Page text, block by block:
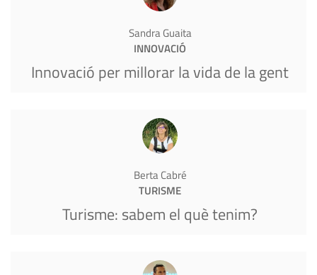
Sandra Guaita
INNOVACIÓ
Innovació per millorar la vida de la gent
Berta Cabré
TURISME
Turisme: sabem el què tenim?